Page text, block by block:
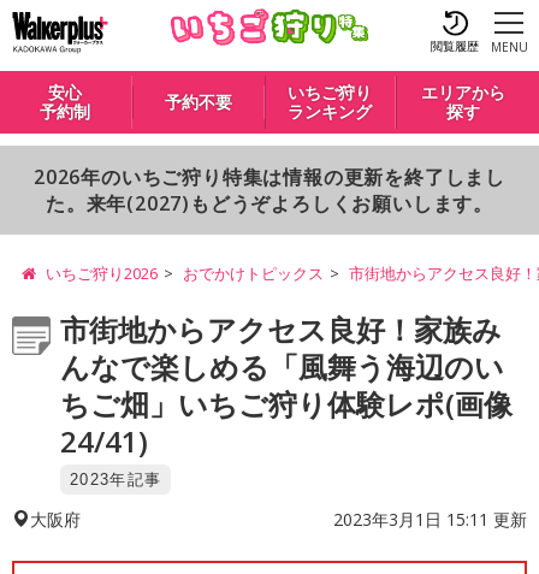
閲覧履歴 MENU
安心
予約制
予約不要
いちご狩り
ランキング
エリアから
探す
2026年のいちご狩り特集は情報の更新を終了しまし
た。来年(2027)もどうぞよろしくお願いします。
いちご狩り2026 おでかけトピックス 市街地からアクセス良好
市街地からアクセス良好！家族み
んなで楽しめる「風舞う海辺のい
ちご畑」いちご狩り体験レポ(画像
24/41)
2023年記事
大阪府 2023年3月1日 15:11 更新